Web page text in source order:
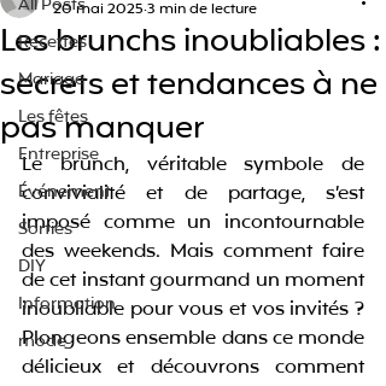
All Posts
Recettes
Mariage
Les fêtes
Entreprise
Événement
Sorties
DIY
Information
mode
Les brunchs inoubliables :
secrets et tendances à ne
pas manquer
20 mai 2025 3 min de lecture
Le brunch, véritable symbole de
convivialité et de partage, s’est
imposé comme un incontournable
des weekends. Mais comment faire
de cet instant gourmand un moment
inoubliable pour vous et vos invités ?
Plongeons ensemble dans ce monde
délicieux et découvrons comment